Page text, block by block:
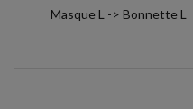
Masque L -> Bonnette L